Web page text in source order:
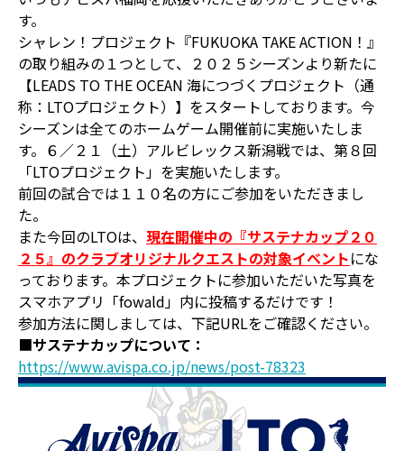
す。
シャレン！プロジェクト『FUKUOKA TAKE ACTION！』
の取り組みの１つとして、２０２５シーズンより新たに
【LEADS TO THE OCEAN 海につづくプロジェクト（通
称：LTOプロジェクト）】をスタートしております。今
シーズンは全てのホームゲーム開催前に実施いたしま
す。６／２１（土）アルビレックス新潟戦では、第８回
「LTOプロジェクト」を実施いたします。
前回の試合では１１０名の方にご参加をいただきまし
た。
また今回のLTOは、 現在開催中の『サステナカップ２０
２５』のクラブオリジナルクエストの対象イベントにな
っております。本プロジェクトに参加いただいた写真を
スマホアプリ「fowald」内に投稿するだけです！
参加方法に関しましては、下記URLをご確認ください。
■サステナカップについて：
https://www.avispa.co.jp/news/post-78323